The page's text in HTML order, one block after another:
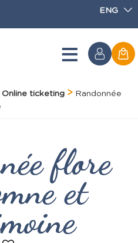
ENG
Online ticketing
Randonnée
flore
et